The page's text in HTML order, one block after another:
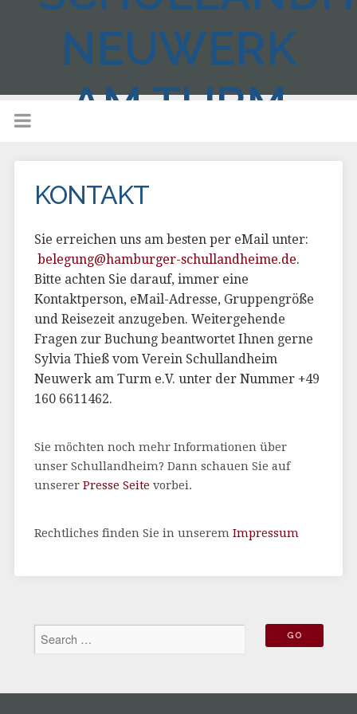
NEUWERK
AM TURM
KONTAKT
Sie erreichen uns am besten per eMail unter:
belegung@hamburger-schullandheime.de.
Bitte achten Sie darauf, immer eine
Kontaktperson, eMail-Adresse, Gruppengröße
und Reisezeit anzugeben. Weitergehende
Fragen zur Buchung beantwortet Ihnen gerne
Sylvia Thieß vom Verein Schullandheim
Neuwerk am Turm e.V. unter der Nummer +49
160 6611462.
Sie möchten noch mehr Informationen über
unser Schullandheim? Dann schauen Sie auf
unserer Presse Seite vorbei.
Rechtliches finden Sie in unserem Impressum